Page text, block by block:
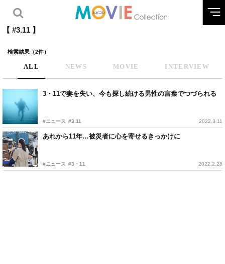
【 #3.11 】
検索結果（2件）
ALL NEWS MOVIE INTERVIEW
3・11で妻を失い、今も探し続ける男性の言葉でつづられる
#ニュース #3.11 2022.3.11
あれから11年…被災者に心を寄せるきっかけに
#ニュース #3・11 2022.2.28